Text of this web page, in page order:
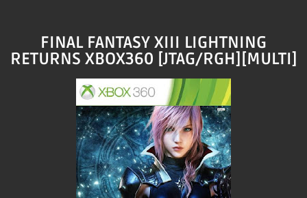
FINAL FANTASY XIII LIGHTNING
RETURNS XBOX360 [JTAG/RGH][MULTI]